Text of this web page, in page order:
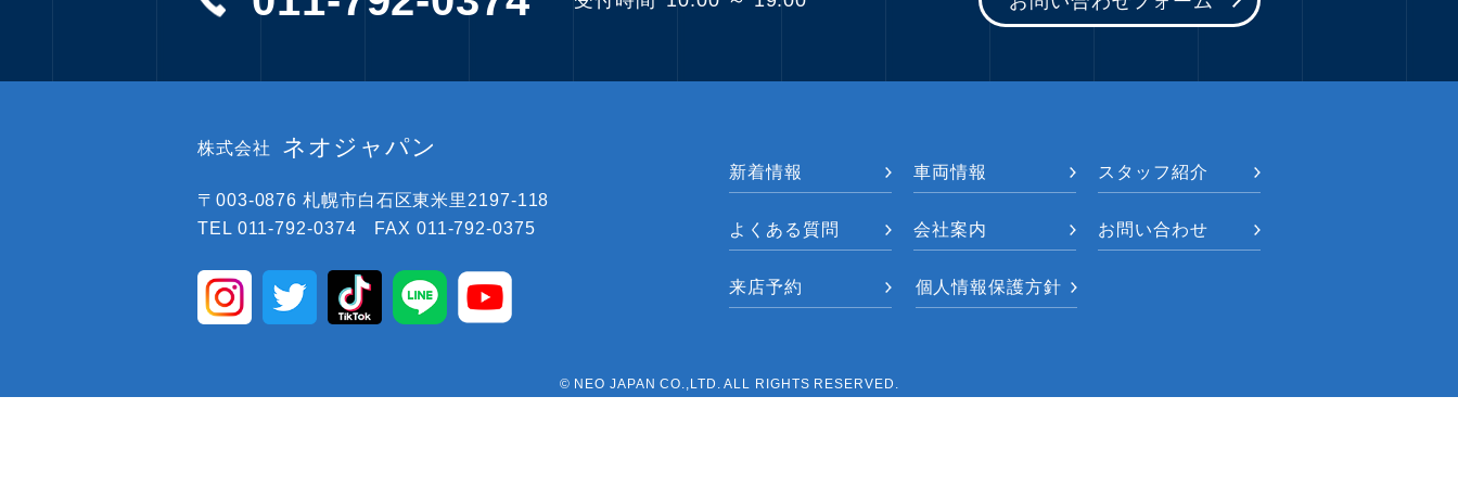
株式会社 ネオジャパン
〒003-0876札幌市白石区東米里2197-118
TEL 011-792-0374 FAX 011-792-0375
新着情報 車両情報 スタッフ紹介
よくある質問 会社案内 お問い合わせ
来店予約 個人情報保護方針
© NEO JAPAN CO.,LTD. ALL RIGHTS RESERVED.